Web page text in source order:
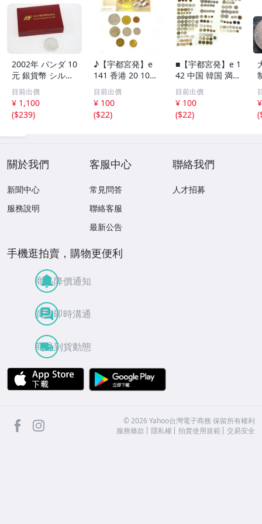
2002年 パンダ 10
元 銀貨幣 シルバ
ー 中国人民銀行
中華人民共和国
プルーフ 古銭 硬
貨 コイン 銀貨 ケ
目前出價
¥ 1,100
($239)
♪【宇都宮発】e
141 香港 20 10セ
ント 硬貨 / シン
ガポール 50 20 1
0セント / オース
トラリア 旧1ドル
目前出價
¥ 100
($22)
■【宇都宮発】e 1
42 中国 韓国 満州
オランダ タイ ド
イツ フランス フ
ィリピン イギリ
ス スイス インド
目前出價
¥ 100
($22)
(
關於我們
新聞中心
服務說明
客服中心
常見問答
聯絡客服
最新公告
聯絡我們
人才招募
手機逛拍賣，購物更便利
商品降價通知
買賣即時溝通
商品到貨動態
APP Store
facebook ©2026 Yahoo台灣電子商務 保留所有權利
服務條款
隱私權 拍賣使用規範 交易安全